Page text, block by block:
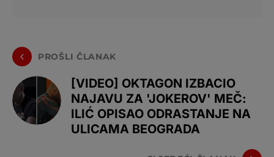
PROŠLI ČLANAK
[VIDEO] OKTAGON IZBACIO
NAJAVU ZA 'JOKEROV' MEČ:
ILIĆ OPISAO ODRASTANJE NA
ULICAMA BEOGRADA